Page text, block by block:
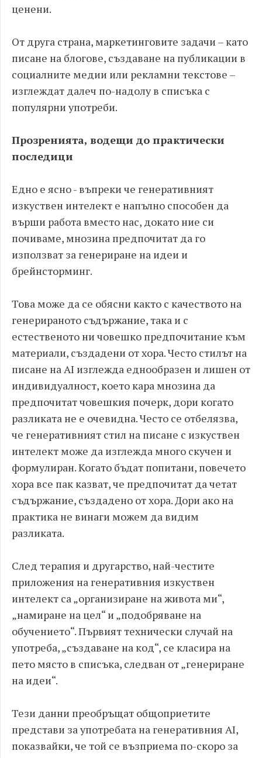
ценени.
От друга страна, маркетинговите задачи – като
писане на блогове, създаване на публикации в
социалните медии или рекламни текстове –
изглеждат далеч по-надолу в списъка с
популярни употреби.
Прозренията, водещи до практически
последици
Едно е ясно - въпреки че генеративният
изкуствен интелект е напълно способен да
върши работа вместо нас, докато ние си
почиваме, мнозина предпочитат да го
използват за генериране на идеи и
брейнсторминг.
Това може да се обясни както с качеството на
генерираното съдържание, така и с
естественото ни човешко предпочитание към
материали, създадени от хора. Често стилът на
писане на AI изглежда еднообразен и лишен от
индивидуалност, което кара мнозина да
предпочитат човешкия почерк, дори когато
разликата не е очевидна. Често се отбелязва,
че генеративният стил на писане с изкуствен
интелект може да изглежда много скучен и
формулиран. Когато бъдат попитани, повечето
хора все пак казват, че предпочитат да четат
съдържание, създадено от хора. Дори ако на
практика не винаги можем да видим
разликата.
След терапия и другарство, най-честите
приложения на генеративния изкуствен
интелект са „организиране на живота ми“,
„намиране на цел“ и „подобряване на
обучението“. Първият технически случай на
употреба, „създаване на код“, се класира на
пето място в списъка, следван от „генериране
на идеи“.
Тези данни преобръщат общоприетите
представи за употребата на генеративния AI,
показвайки, че той се възприема по-скоро за